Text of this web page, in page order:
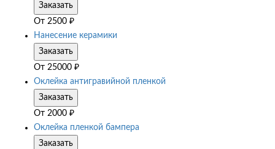
Заказать
От 2500 ₽
Нанесение керамики
Заказать
От 25000 ₽
Оклейка антигравийной пленкой
Заказать
От 2000 ₽
Оклейка пленкой бампера
Заказать